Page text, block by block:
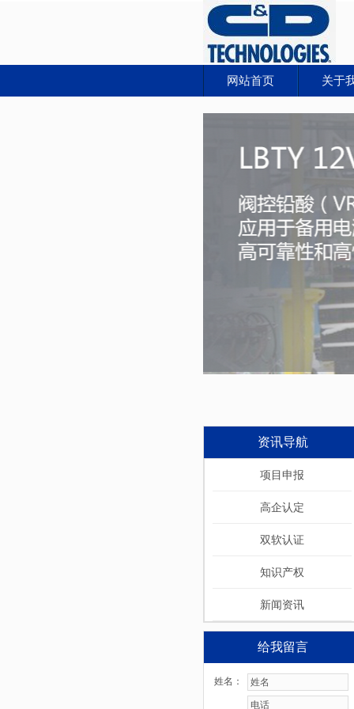
网站首页 关于
资讯导航
项目申报
高企认定
双软认证
知识产权
新闻资讯
给我留言
姓名：